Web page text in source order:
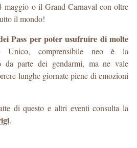
maggio o il Grand Carnaval con oltre
il mondo!
Pass per poter usufruire di molte
Unico, comprensibile neo è la
da parte dei gendarmi, ma ne vale
lunghe giornate piene di emozioni
di questo e altri eventi consulta la
.